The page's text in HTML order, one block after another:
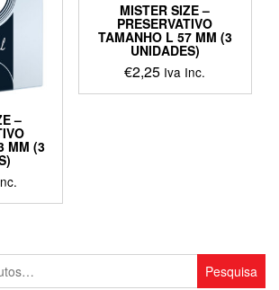
–
MM (3
MISTER SIZE –
PRESERVATIVO
TAMANHO L 57 MM (3
UNIDADES)
€2,25 Iva Inc.
Pesquisa